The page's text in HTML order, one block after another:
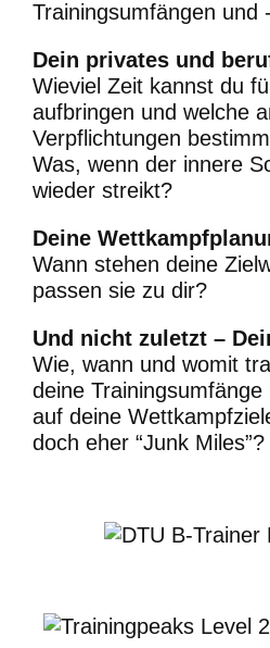
Trainingsumfängen und
Dein privates und
Wieviel Zeit kannst du
aufbringen und welche
Verpflichtungen
Was, wenn der innere
wieder streikt?
Deine
Wann stehen deine
passen sie zu dir?
Und nicht zuletzt –
Wie, wann und womit
deine
auf deine
doch eher “Junk Miles”?